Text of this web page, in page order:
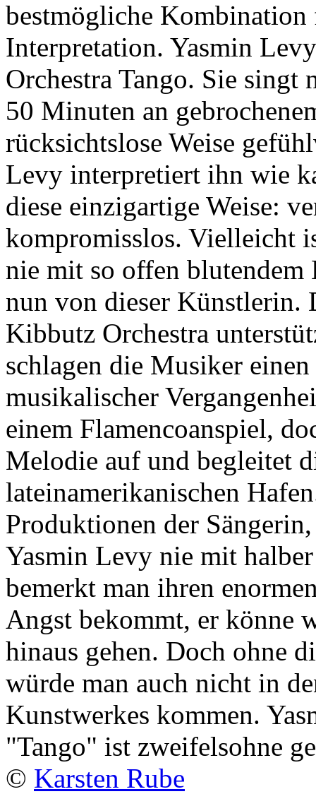
bestmögliche
Interpretation. Yasmin
Orchestra Tango. Sie
50 Minuten an
rücksichtslose Weise
Levy interpretiert ihn wie
diese einzigartige Weise:
kompromisslos. Vielleicht
nie mit so offen blutendem
nun von dieser Künstlerin.
Kibbutz Orchestra
schlagen die Musiker
musikalischer
einem Flamencoanspiel,
Melodie auf und begleitet
lateinamerikanischen
Produktionen der
Yasmin Levy nie mit
bemerkt man ihren
Angst bekommt, er könne
hinaus gehen. Doch ohne
würde man auch nicht in
Kunstwerkes kommen.
"Tango" ist zweifelsohne
© Karsten Rube